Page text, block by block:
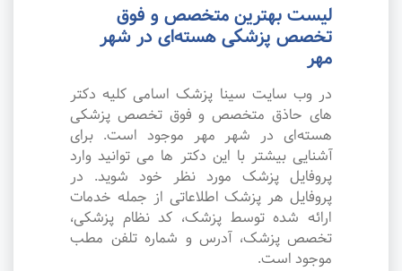
لیست بهترین متخصص و فوق
تخصص پزشکی هسته‌ای در شهر
مهر
در وب سایت سینا پزشک اسامی کلیه دکتر
های حاذق متخصص و فوق تخصص پزشکی
هسته‌ای در شهر مهر موجود است. برای
آشنایی بیشتر با این دکتر ها می توانید وارد
پروفایل پزشک مورد نظر خود شوید. در
پروفایل هر پزشک اطلاعاتی از جمله خدمات
ارائه شده توسط پزشک، کد نظام پزشکی،
تخصص پزشک، آدرس و شماره تلفن مطب
موجود است.